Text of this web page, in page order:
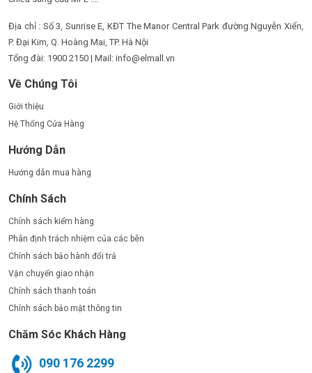
Địa chỉ : Số 3, Sunrise E, KĐT The Manor Central Park đường Nguyễn Xiển,
P. Đại Kim, Q. Hoàng Mai, TP. Hà Nội
Tổng đài: 1900 2150 | Mail: info@elmall.vn
Về Chúng Tôi
Giới thiệu
Hệ Thống Cửa Hàng
Hướng Dẫn
Hướng dẫn mua hàng
Chính Sách
Chính sách kiểm hàng
Phân định trách nhiệm của các bên
Chính sách bảo hành đổi trả
Vận chuyển giao nhận
Chính sách thanh toán
Chính sách bảo mật thông tin
Chăm Sóc Khách Hàng
090 176 2299